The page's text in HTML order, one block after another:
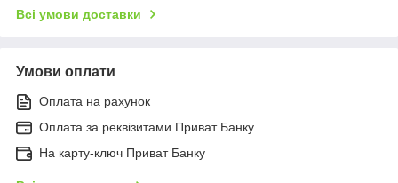
Всі умови доставки
Умови оплати
Оплата на рахунок
Оплата за реквізитами Приват Банку
На карту-ключ Приват Банку